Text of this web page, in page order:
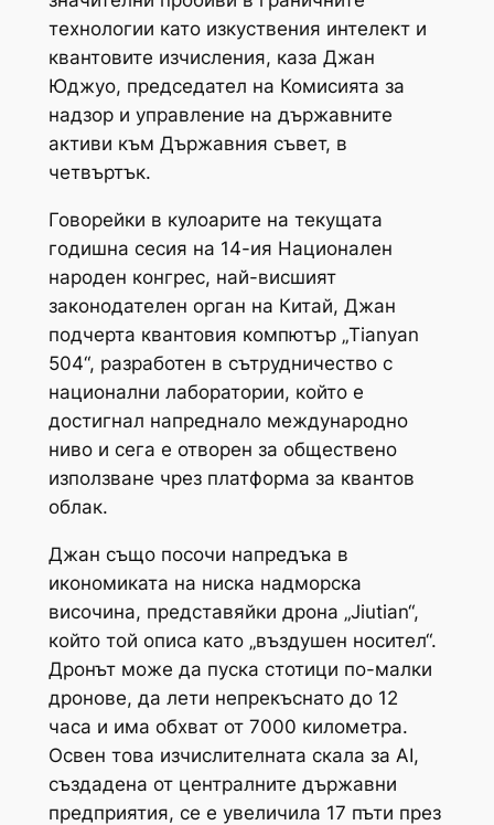
технологии като изкуствения интелект и
квантовите изчисления, каза Джан
Юджуо, председател на Комисията за
надзор и управление на държавните
активи към Държавния съвет, в
четвъртък.
Говорейки в кулоарите на текущата
годишна сесия на 14-ия Национален
народен конгрес, най-висшият
законодателен орган на Китай, Джан
подчерта квантовия компютър „Tianyan
504“, разработен в сътрудничество с
национални лаборатории, който е
достигнал напреднало международно
ниво и сега е отворен за обществено
използване чрез платформа за квантов
облак.
Джан също посочи напредъка в
икономиката на ниска надморска
височина, представяйки дрона „Jiutian“,
който той описа като „въздушен носител“.
Дронът може да пуска стотици по-малки
дронове, да лети непрекъснато до 12
часа и има обхват от 7000 километра.
Освен това изчислителната скала за AI,
създадена от централните държавни
предприятия, се е увеличила 17 пъти през